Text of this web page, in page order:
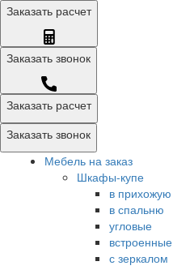
Заказать расчет
Заказать звонок
Заказать расчет
Заказать звонок
Мебель на заказ
Шкафы-купе
в прихожую
в спальню
угловые
встроенные
с зеркалом